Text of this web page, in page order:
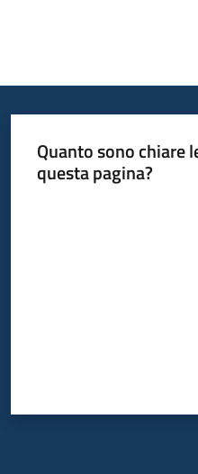
Quanto sono chiare
questa pagina?